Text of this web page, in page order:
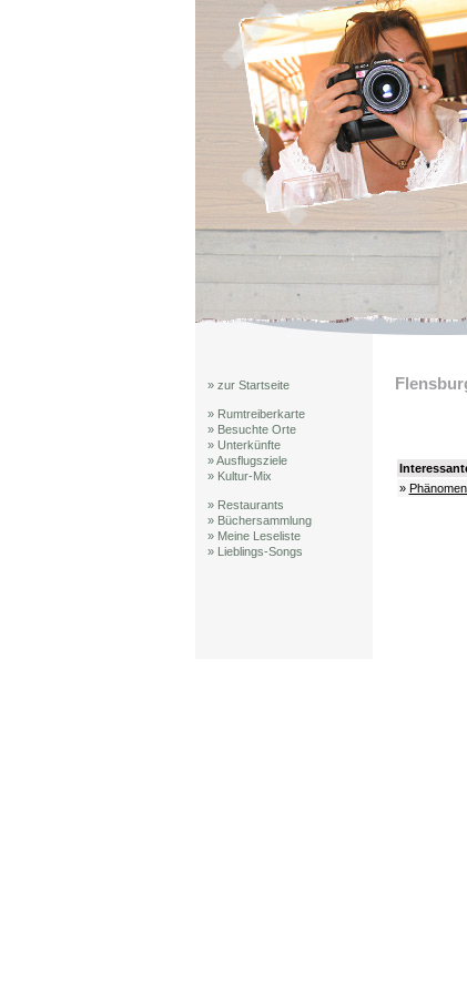
» zur Startseite
» Rumtreiberkarte
» Besuchte Orte
» Unterkünfte
» Ausflugsziele
» Kultur-Mix
» Restaurants
» Büchersammlung
» Meine Leseliste
» Lieblings-Songs
»